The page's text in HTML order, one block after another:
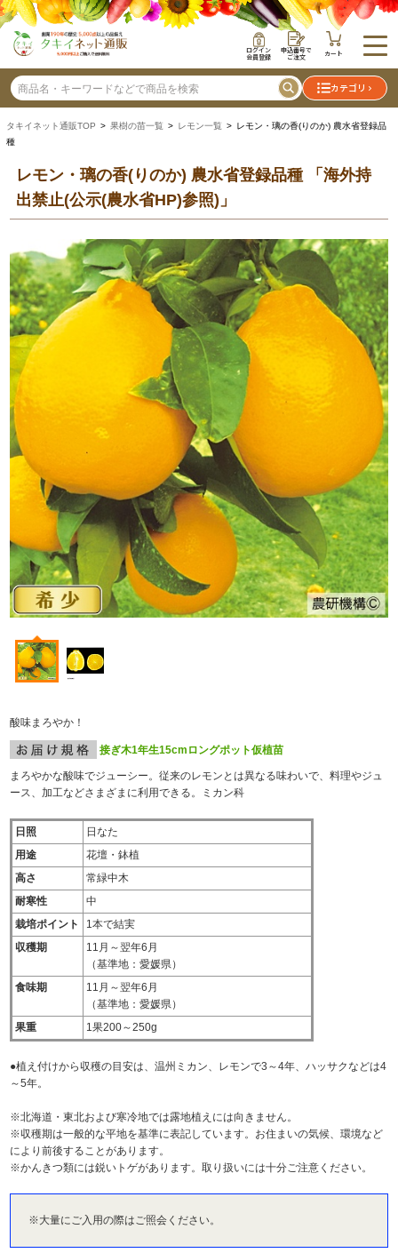
ログイン
会員登録
申込番号で
ご注文 カート
カテゴリ
タキイネット通販TOP > 果樹の苗一覧 > レモン一覧 > レモン・璃の香(りのか) 農水省登録品
種
レモン・璃の香(りのか) 農水省登録品種
「海外持
出禁止(公示(農水省HP)参照)」
酸味まろやか！
接ぎ木1年生15cmロングポット仮植苗
まろやかな酸味でジューシー。従来のレモンとは異なる味わいで、料理やジュ
ース、加工などさまざまに利用できる。
ミカン科
日照
日なた
用途
花壇・鉢植
高さ
常緑中木
耐寒性
中
栽培ポイント
1本で結実
収穫期
11月～翌年6月
（基準地：愛媛県）
食味期
11月～翌年6月
（基準地：愛媛県）
果重
1果200～250g
●植え付けから収穫の目安は、温州ミカン、レモンで3～4年、ハッサクなどは4
～5年。
※北海道・東北および寒冷地では露地植えには向きません。
※収穫期は一般的な平地を基準に表記しています。お住まいの気候、環境など
により前後することがあります。
※かんきつ類には鋭いトゲがあります。取り扱いには十分ご注意ください。
※大量にご入用の際はご照会ください。